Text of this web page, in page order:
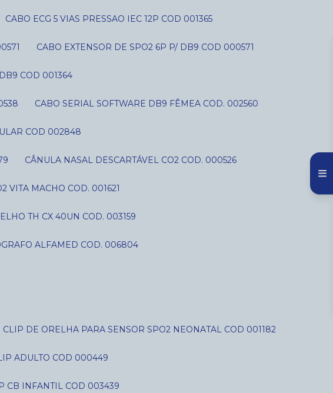
CABO ECG 5 VIAS PRESSAO IEC 12P COD 001365
CABO EXTENSOR DE SPO2 6P P/ DB9 COD 000571
COD 001364
CABO SERIAL SOFTWARE DB9 FÊMEA COD. 002560
COD 002848
CÂNULA NASAL DESCARTÁVEL CO2 COD. 000526
VITA MACHO COD. 001621
TH CX 40UN COD. 003159
ALFAMED COD. 006804
CLIP DE ORELHA PARA SENSOR SPO2 NEONATAL COD 001182
ADULTO COD 000449
CB INFANTIL COD 003439